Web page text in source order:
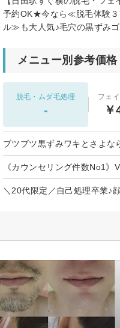
予約OK★今なら≪脱毛体験
ル≫も大人気♪毛穴の黒ずみゴ
メニュー別参考価格
脱毛・ムダ毛処理
-
フェ
￥
ブツブツ黒ずみワキとさよ
《カウンセリング件数No1
＼20代限定／自己処理卒業♪